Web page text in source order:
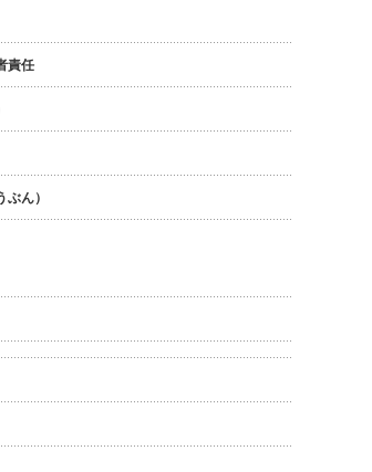
責任
ん）